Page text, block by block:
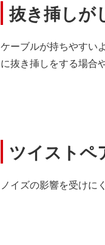
抜き挿しが
ケーブルが持ちやすい
に抜き挿しをする場合
ツイストペ
ノイズの影響を受けに